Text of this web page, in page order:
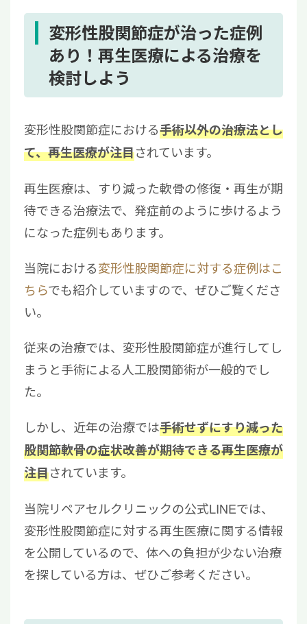
変形性股関節症が治った症例
あり！再生医療による治療を
検討しよう
変形性股関節症における手術以外の治療法とし
て、再生医療が注目されています。
再生医療は、すり減った軟骨の修復・再生が期
待できる治療法で、発症前のように歩けるよう
になった症例もあります。
当院における変形性股関節症に対する症例はこ
ちらでも紹介していますので、ぜひご覧くださ
い。
従来の治療では、変形性股関節症が進行してし
まうと手術による人工股関節術が一般的でし
た。
しかし、近年の治療では手術せずにすり減った
股関節軟骨の症状改善が期待できる再生医療が
注目されています。
当院リペアセルクリニックの公式LINEでは、
変形性股関節症に対する再生医療に関する情報
を公開しているので、体への負担が少ない治療
を探している方は、ぜひご参考ください。